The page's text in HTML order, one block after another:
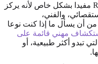
في الاستكشاف المهني، يكون RIASEC مفيدا بشكل خاص لأنه يركز
والفني،
من أن يسأل ما إذا كنت نوعا
مهني قائمة على
تبدو أكثر طبيعية، أو